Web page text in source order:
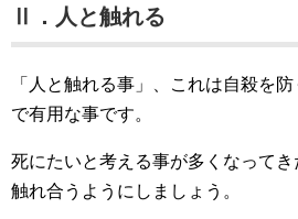
Ⅱ．人と触れる
「人と触れる事」、これは自殺を
で有用な事です。
死にたいと考える事が多くなって
触れ合うようにしましょう。